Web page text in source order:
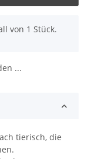
von 1 Stück.
...
tierisch, die